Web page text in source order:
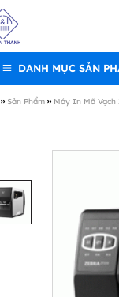
» Sản Phẩm » Máy In Mã Vạch
DANH MỤC SẢN